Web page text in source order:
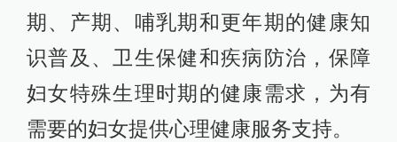
期、产期、哺乳期和更年期的健康知
识普及、卫生保健和疾病防治，保障
妇女特殊生理时期的健康需求，为有
需要的妇女提供心理健康服务支持。